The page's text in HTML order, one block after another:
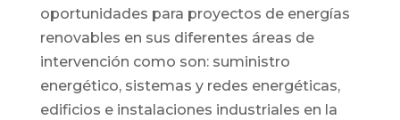
oportunidades para proyectos de energías
renovables en sus diferentes áreas de
intervención como son: suministro
energético, sistemas y redes energéticas,
edificios e instalaciones industriales en la